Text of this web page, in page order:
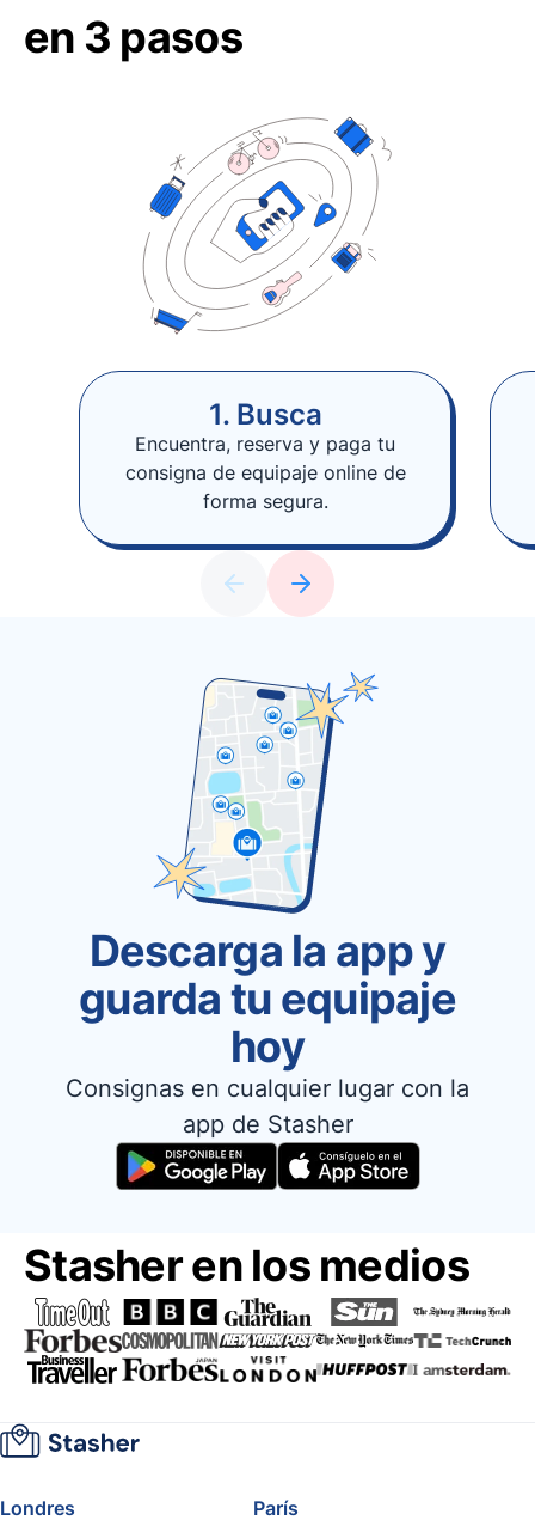
en 3 pasos
1. Busca
Encuentra, reserva y paga tu
consigna de equipaje online de
forma segura.
Descarga la app y
guarda tu equipaje
hoy
Consignas en cualquier lugar con la
app de Stasher
Stasher en los medios
Londres
París